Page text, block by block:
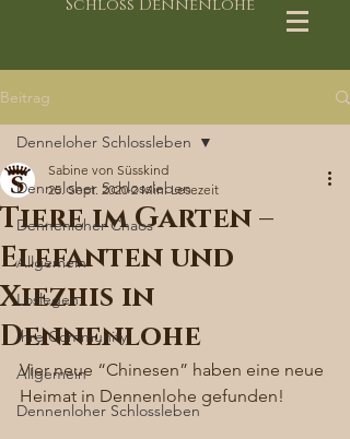
Schloss Dennenlohe
Beitrag
Denneloher Schlossleben
Dennenloher Chaos
Allgemein
Loslegen
Ihre Community
Allgemein
Dennenloher Schlossleben
Denneloher Schlossleben
Tiere im Garten –
Elefanten und
Xiezhis in
Dennenlohe
Sabine von Süsskind
25. Sept. 2020 2 Min. Lesezeit
Vier neue “Chinesen” haben eine neue
Heimat in Dennenlohe gefunden!